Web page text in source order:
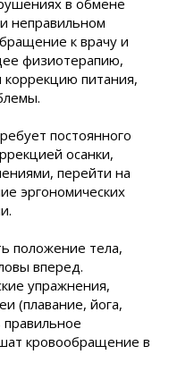
в обмене
неправильном
к врачу и
физиотерапию,
питания,
постоянного
осанки,
перейти на
эргономических
положение тела,
вперед.
упражнения,
(плавание, йога,
кровообращение в